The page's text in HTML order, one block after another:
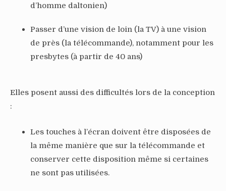
d’homme daltonien)
Passer d’une vision de loin (la TV) à une vision
de près (la télécommande), notamment pour les
presbytes (à partir de 40 ans)
Elles posent aussi des difficultés lors de la conception
:
Les touches à l’écran doivent être disposées de
la même manière que sur la télécommande et
conserver cette disposition même si certaines
ne sont pas utilisées.